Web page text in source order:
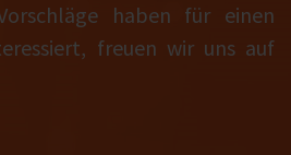
haben für einen
freuen wir uns auf